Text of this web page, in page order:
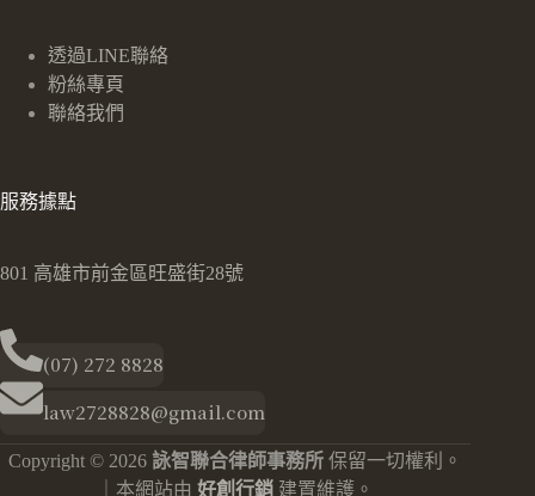
透過LINE聯絡
粉絲專頁
聯絡我們
服務據點
801 高雄市前金區旺盛街28號
(07) 272 8828
law2728828@gmail.com
Copyright © 2026 詠智聯合律師事務所 保留一切權利。
｜本網站由 好創行銷 建置維護。